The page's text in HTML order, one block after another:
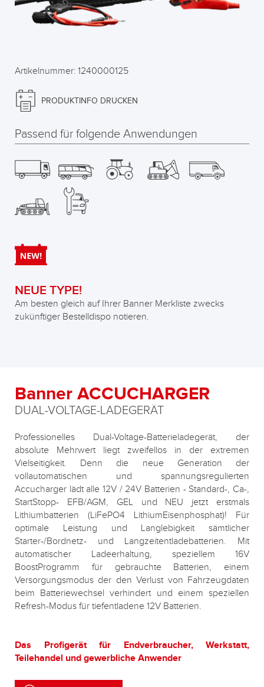
Artikelnummer: 1240000125
PRODUKTINFO DRUCKEN
Passend für folgende Anwendungen
NEUE TYPE!
Am besten gleich auf Ihrer Banner Merkliste zwecks
zukünftiger Bestelldispo notieren.
Banner ACCUCHARGER
DUAL-VOLTAGE-LADEGERÄT
Professionelles Dual-Voltage-Batterieladegerät, der
absolute Mehrwert liegt zweifellos in der extremen
Vielseitigkeit. Denn die neue Generation der
vollautomatischen und spannungsregulierten
Accucharger lädt alle 12V / 24V Batterien - Standard-, Ca-,
StartStopp- EFB/AGM, GEL und NEU jetzt erstmals
Lithiumbatterien (LiFePO4 LithiumEisenphosphat)! Für
optimale Leistung und Langlebigkeit sämtlicher
Starter-/Bordnetz- und Langzeitentladebatterien. Mit
automatischer Ladeerhaltung, speziellem 16V
BoostProgramm für gebrauchte Batterien, einem
Versorgungsmodus der den Verlust von Fahrzeugdaten
beim Batteriewechsel verhindert und einem speziellen
Refresh-Modus für tiefentladene 12V Batterien.
Das Profigerät für Endverbraucher, Werkstatt,
Teilehandel und gewerbliche Anwender